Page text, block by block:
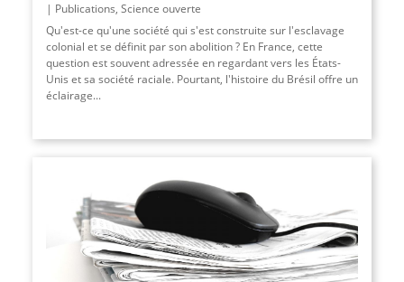
Publications, Science ouverte
Qu'est-ce qu'une société qui s'est construite sur l'esclavage
colonial et se définit par son abolition ? En France, cette
question est souvent adressée en regardant vers les États-
Unis et sa société raciale. Pourtant, l'histoire du Brésil offre un
éclairage...